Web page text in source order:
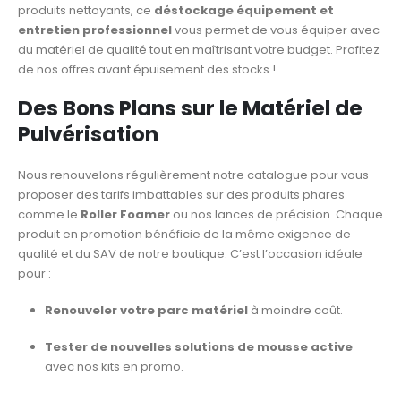
la
page
produits nettoyants, ce déstockage équipement et
entretien professionnelvous permet de vous équiper avec
du matériel de qualité tout en maîtrisant votre budget. Profitez
de nos offres avant épuisement des stocks !
Des Bons Plans sur le Matériel de
Pulvérisation
Nous renouvelons régulièrement notre catalogue pour vous
proposer des tarifs imbattables sur des produits phares
comme le Roller Foamer ou nos lances de précision. Chaque
produit en promotion bénéficie de la même exigence de
qualité et du SAV de notre boutique. C’est l’occasion idéale
pour :
Renouveler votre parc matérielà moindre coût.
Tester de nouvelles solutions de mousse active
avec nos kits en promo.